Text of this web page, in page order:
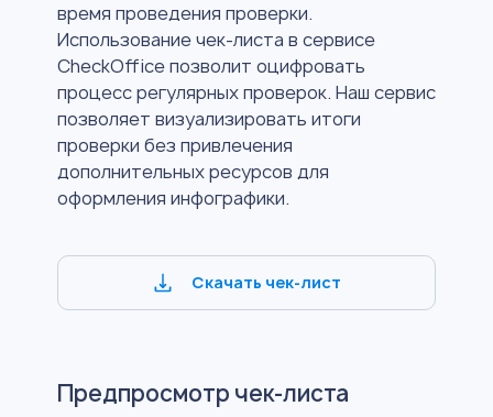
время проведения проверки.
Использование чек-листа в сервисе
CheckOffice позволит оцифровать
процесс регулярных проверок. Наш сервис
позволяет визуализировать итоги
проверки без привлечения
дополнительных ресурсов для
оформления инфографики.
Скачать чек-лист
Предпросмотр чек-листа